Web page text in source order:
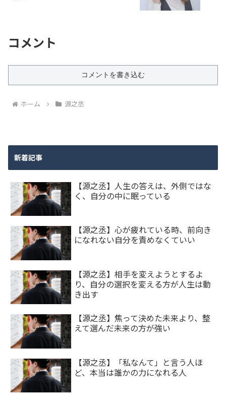
コメント
コメントを書き込む
ホーム 源之丞
新着記事
【源之丞】人生の答えは、外側ではな
く、自分の中に眠っている
【源之丞】心が疲れている時、前向き
になれない自分を責めなくていい
【源之丞】相手を変えようとするよ
り、自分の選択を変える方が人生は動
き出す
【源之丞】焦って決めた未来より、整
えて選んだ未来の方が強い
【源之丞】「私なんて」と言う人ほ
ど、本当は誰かの力になれる人